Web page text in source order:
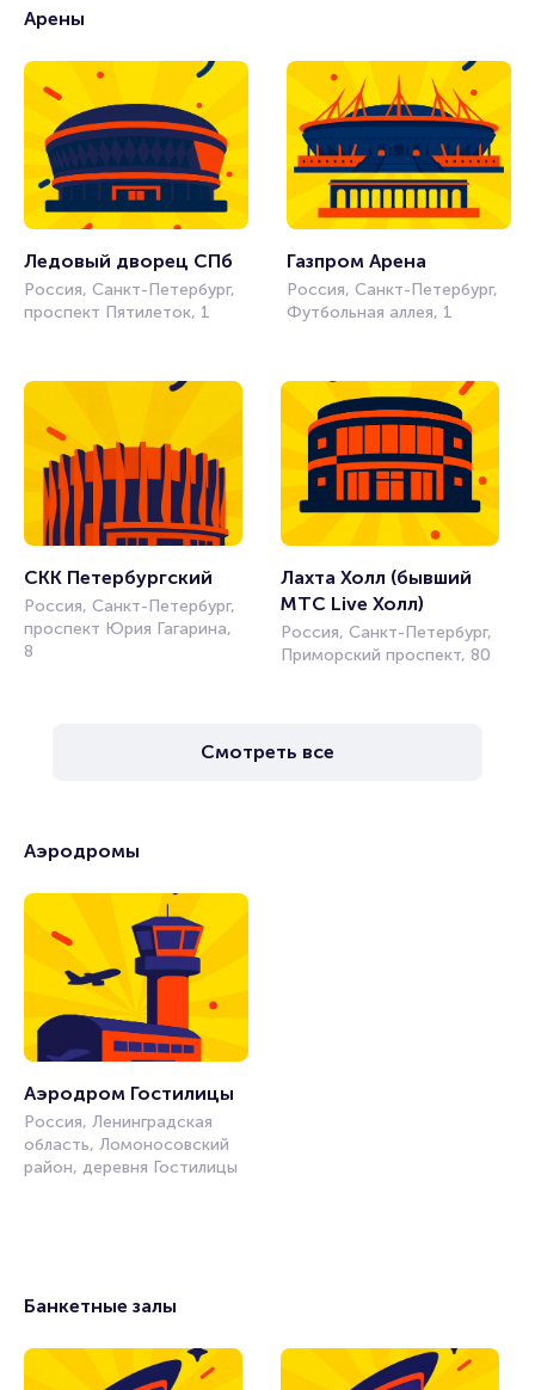
Арены
Ледовый дворец СПб
Россия, Санкт-Петербург,
проспект Пятилеток, 1
Газпром Арена
Россия, Санкт-Петербург,
Футбольная аллея, 1
СКК Петербургский
Россия, Санкт-Петербург,
проспект Юрия Гагарина,
8
Лахта Холл (бывший
МТС Live Холл)
Россия, Санкт-Петербург,
Приморский проспект, 80
Смотреть все
Аэродромы
Аэродром Гостилицы
Россия, Ленинградская
область, Ломоносовский
район, деревня Гостилицы
Банкетные залы